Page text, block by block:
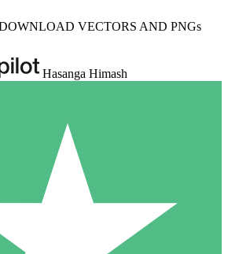
VECTORS AND PNGs
Hasanga Himash